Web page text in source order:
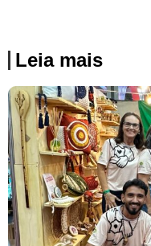
Leia mais